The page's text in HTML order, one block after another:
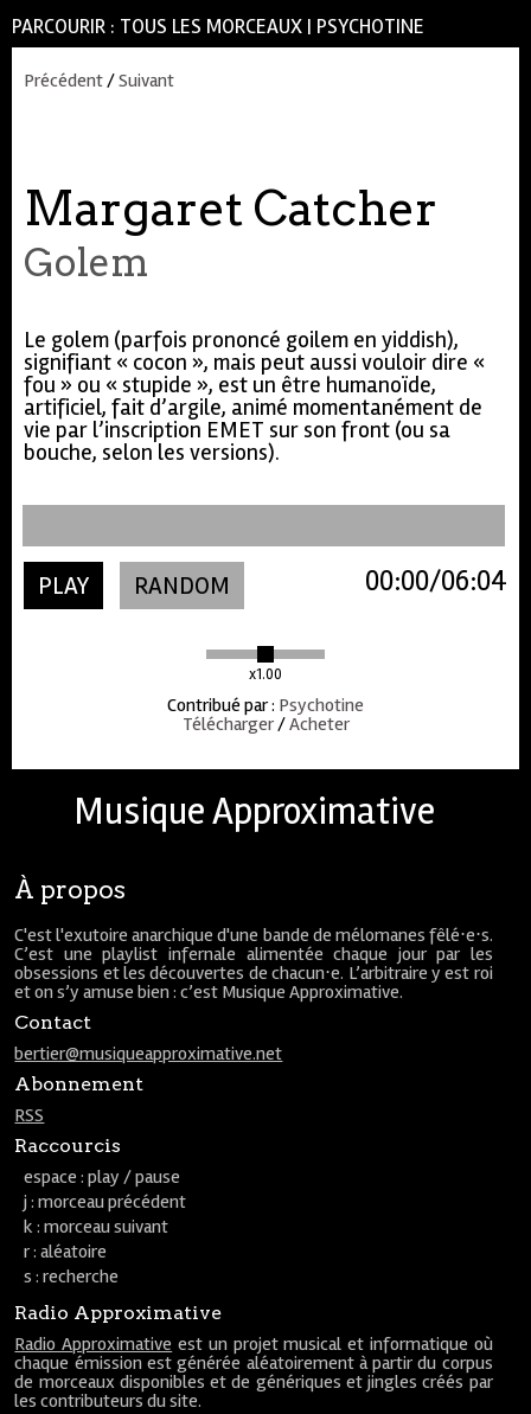
PARCOURIR : TOUS LES MORCEAUX | PSYCHOTINE
Précédent/Suivant
Margaret Catcher
Golem
Le golem (parfois prononcé goilem en yiddish),
signifiant « cocon », mais peut aussi vouloir dire «
fou » ou « stupide », est un être humanoïde,
artificiel, fait d’argile, animé momentanément de
vie par l’inscription EMET sur son front (ou sa
bouche, selon les versions).
PLAY RANDOM
x1.00
06:04
00:00
Contribué par: Psychotine
Télécharger/Acheter
Musique Approximative
À propos
C'est l'exutoire anarchique d'une bande de mélomanes fêlé⋅e⋅s.
C’est une playlist infernale alimentée chaque jour par les
obsessions et les découvertes de chacun⋅e. L’arbitraire y est roi
et on s’y amuse bien : c’est Musique Approximative.
Contact
bertier@musiqueapproximative.net
Abonnement
RSS
Raccourcis
espace : play / pause
j : morceau précédent
k : morceau suivant
r : aléatoire
s : recherche
Radio Approximative
Radio Approximative est un projet musical et informatique où
chaque émission est générée aléatoirement à partir du corpus
de morceaux disponibles et de génériques et jingles créés par
les contributeurs du site.